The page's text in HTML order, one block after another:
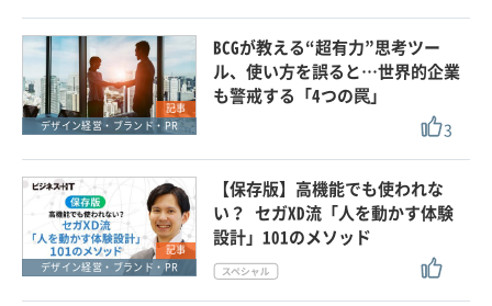
記事
デザイン経営・ブランド・PR
BCGが教える“超有力”思考ツー
ル、使い方を誤ると…世界的企業
も警戒する「4つの罠」
3
記事
デザイン経営・ブランド・PR
【保存版】高機能でも使われな
い？ セガXD流「人を動かす体験
設計」101のメソッド